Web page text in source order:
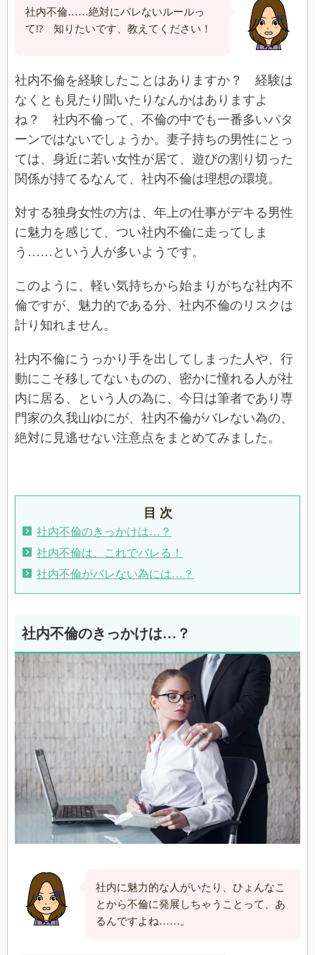
社内不倫……絶対にバレないルールっ
て⁉ 知りたいです、教えてください！
社内不倫を経験したことはありますか？ 経験は
なくとも見たり聞いたりなんかはありますよ
ね？ 社内不倫って、不倫の中でも一番多いパタ
ーンではないでしょうか。妻子持ちの男性にとっ
ては、身近に若い女性が居て、遊びの割り切った
関係が持てるなんて、社内不倫は理想の環境。
対する独身女性の方は、年上の仕事がデキる男性
に魅力を感じて、つい社内不倫に走ってしま
う……という人が多いようです。
このように、軽い気持ちから始まりがちな社内不
倫ですが、魅力的である分、社内不倫のリスクは
計り知れません。
社内不倫にうっかり手を出してしまった人や、行
動にこそ移してないものの、密かに憧れる人が社
内に居る、という人の為に、今日は筆者であり専
門家の久我山ゆにが、社内不倫がバレない為の、
絶対に見逃せない注意点をまとめてみました。
目 次
社内不倫のきっかけは…？
社内不倫は、これでバレる！
社内不倫がバレない為には…？
社内不倫のきっかけは…？
社内に魅力的な人がいたり、ひょんなこ
とから不倫に発展しちゃうことって、あ
るんですよね……。